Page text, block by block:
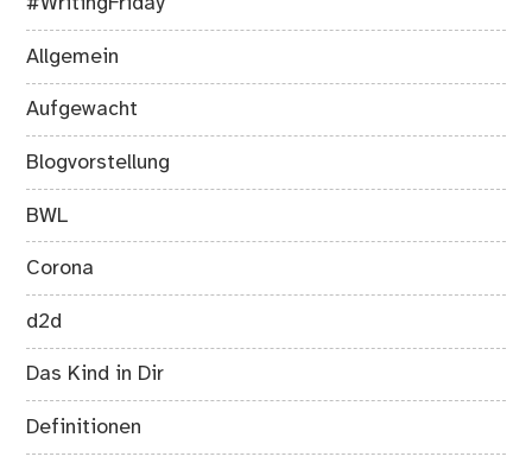
Allgemein
Aufgewacht
Blogvorstellung
BWL
Corona
d2d
Das Kind in Dir
Definitionen